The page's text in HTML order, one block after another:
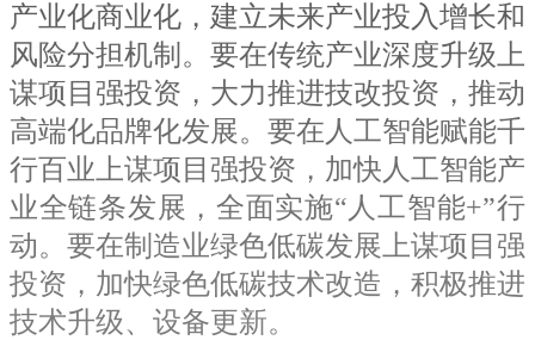
产业化商业化，建立未来产业投入增长和
风险分担机制。要在传统产业深度升级上
谋项目强投资，大力推进技改投资，推动
高端化品牌化发展。要在人工智能赋能千
行百业上谋项目强投资，加快人工智能产
业全链条发展，全面实施“人工智能+”行
动。要在制造业绿色低碳发展上谋项目强
投资，加快绿色低碳技术改造，积极推进
技术升级、设备更新。